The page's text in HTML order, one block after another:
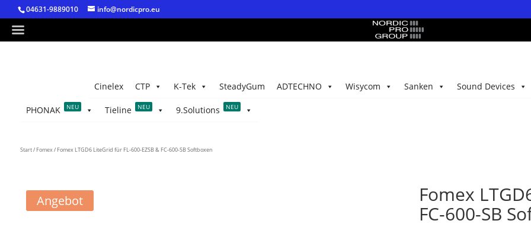
04631-9889010 info@nordicpro.eu
Sound Devices
Sanken
Wisycom
ADTECHNO
SteadyGum
K-Tek
CTP
Cinelex
PHONAK NEU Tieline NEU 9.Solutions NEU
Start/ Fomex/ Fomex LTGD6 LiteGrid für FL-600-EZSB & FC-600-SB Softboxen
Angebot
Fomex
FC-600-SB